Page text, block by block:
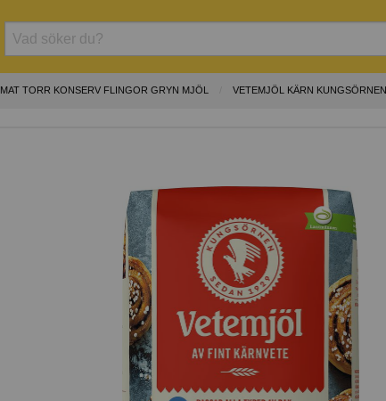
MAT TORR KONSERV FLINGOR GRYN MJÖL VETEMJÖL KÄRN KUNGSÖRNEN